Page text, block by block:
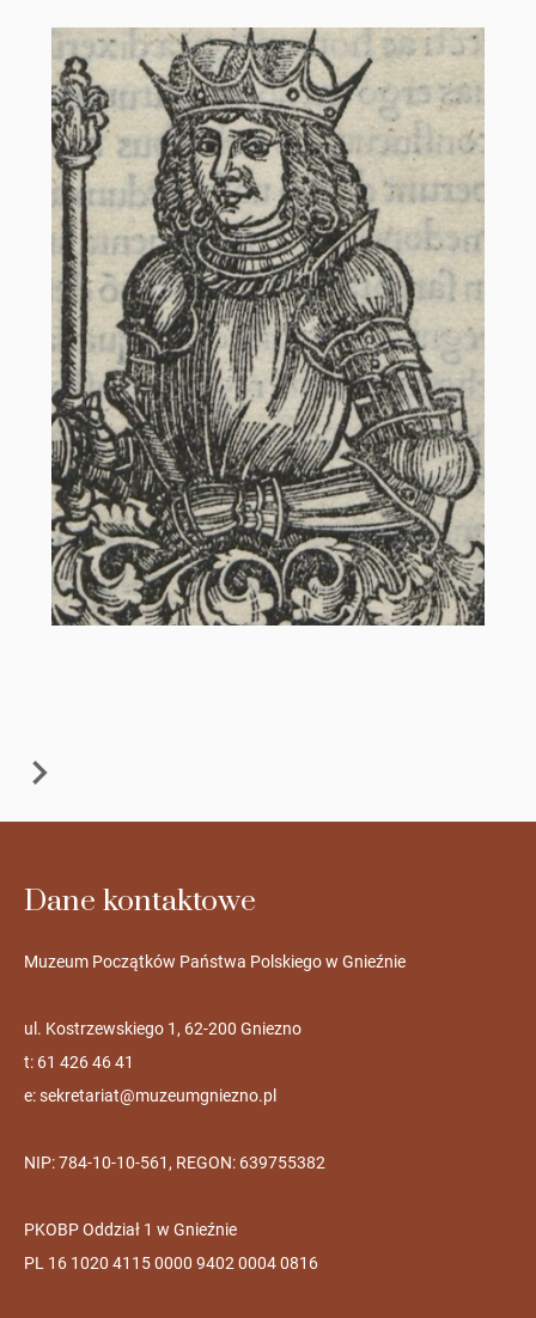
Dane kontaktowe
Muzeum Początków Państwa Polskiego w Gnieźnie
ul. Kostrzewskiego 1, 62-200 Gniezno
t: 61 426 46 41
e:sekretariat@muzeumgniezno.pl
NIP: 784-10-10-561, REGON: 639755382
PKOBP Oddział 1 w Gnieźnie
PL 16 1020 4115 0000 9402 0004 0816